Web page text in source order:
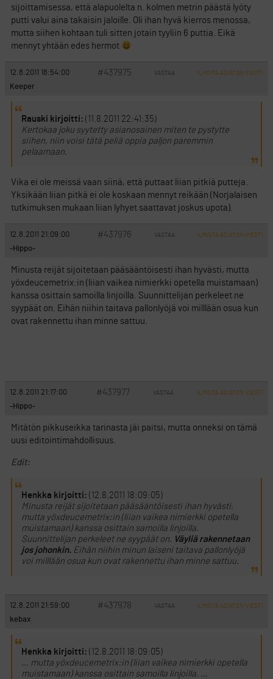
sijoittamisessa, että alapuolelta n. kolmen metrin päästä lyöty
putti valui aina takaisin jaloille. Oli ihan hyvä kierros menossa,
mutta siihen kohtaan tuli sitten jotain tyyliin 6 puttia. Eikä
mennyt yhtään edes hermot
12.8.2011 18:54:00 #437975 VASTAA ILMOITA ASIATON VIESTI
Keeper
Rauski kirjoitti: (11.8.2011 22:41:35)
Kertokaa joku syytetty asianosainen miten te pystytte
siihen, niin voisi tätä peliä oppia paljon paremmin
pelaamaan.
Vika ei ole meissä vaan siinä, että puttaat liian pitkiä putteja.
Yksikään liian pitkä ei ole koskaan mennyt reikään (Norjalaisen
tutkimuksen mukaan liian lyhyet saattavat joskus upota).
12.8.2011 21:09:00 #437976 VASTAA ILMOITA ASIATON VIESTI
-Hippo-
Minusta reijät sijoitetaan pääsääntöisesti ihan hyvästi, mutta
yöxdeucemetrix:in (liian vaikea nimierkki opetella muistamaan)
kanssa osittain samoilla linjoilla. Suunnittelijan perkeleet ne
syypäät on. Eihän niihin taitava pallonlyöjä voi milllään osua kun
ovat rakennettu ihan minne sattuu.
12.8.2011 21:17:00 #437977 VASTAA ILMOITA ASIATON VIESTI
-Hippo-
Mitätön pikkuseikka tarinasta jäi paitsi, mutta onneksi on tämä
uusi editointimahdollisuus.
Edit:
Henkka kirjoitti: (12.8.2011 18:09:05)
Minusta reijät sijoitetaan pääsääntöisesti ihan hyvästi,
mutta yöxdeucemetrix:in (liian vaikea nimierkki opetella
muistamaan) kanssa osittain samoilla linjoilla.
Suunnittelijan perkeleet ne syypäät on. Väyliä rakennetaan
jos johonkin. Eihän niihin minun laiseni taitava pallonlyöjä
voi milllään osua kun ovat rakennettu ihan minne sattuu.
12.8.2011 21:59:00 #437978 VASTAA ILMOITA ASIATON VIESTI
kebax
Henkka kirjoitti: (12.8.2011 18:09:05)
… mutta yöxdeucemetrix:in (liian vaikea nimierkki opetella
muistamaan) kanssa osittain samoilla linjoilla. …